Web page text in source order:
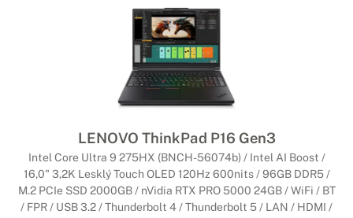
všetko prostredníctvom širokého spektra
najinteligentnejších dizajnov notebookov a konvertibilných
Notebooky Lenovo Legion
Nekompromisné hranie hier
Vynikajúce procesory, špičková grafika, možnosť
pretaktovania, veľmi rýchle úložisko a ďalšie. Vezmite si so
sebou silný herný výkon, nech ste kdekoľvek.
Notebooky Lenovo ThinkBook
LENOVO ThinkPad P16 Gen3
Intel Core Ultra 9 275HX (BNCH-56074b) / Intel AI Boost /
16,0" 3,2K Lesklý Touch OLED 120Hz 600nits / 96GB DDR5 /
M.2 PCIe SSD 2000GB / nVidia RTX PRO 5000 24GB / WiFi / BT
/ FPR / USB 3.2 / Thunderbolt 4 / Thunderbolt 5 / LAN / HDMI /